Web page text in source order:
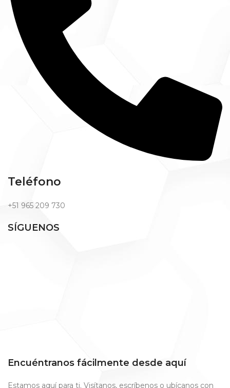
Teléfono
+51 965 209 730
SÍGUENOS
Encuéntranos fácilmente desde aquí
Estamos aquí para ti. Visítanos, escríbenos o ubícanos con